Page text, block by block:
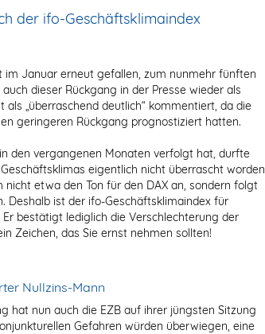
der ifo-Geschäftsklimaindex
im Januar erneut gefallen, zum nunmehr fünften
dieser Rückgang in der Presse wieder als
als „überraschend deutlich“ kommentiert, da die
geringeren Rückgang prognostiziert hatten.
den vergangenen Monaten verfolgt hat, durfte
eigentlich nicht überrascht worden
etwa den Ton für den DAX an, sondern folgt
Deshalb ist der ifo-Geschäftsklimaindex für
bestätigt lediglich die Verschlechterung der
Zeichen, das Sie ernst nehmen sollten!
Nullzins-Mann
hat nun auch die EZB auf ihrer jüngsten Sitzung
Gefahren würden überwiegen, eine